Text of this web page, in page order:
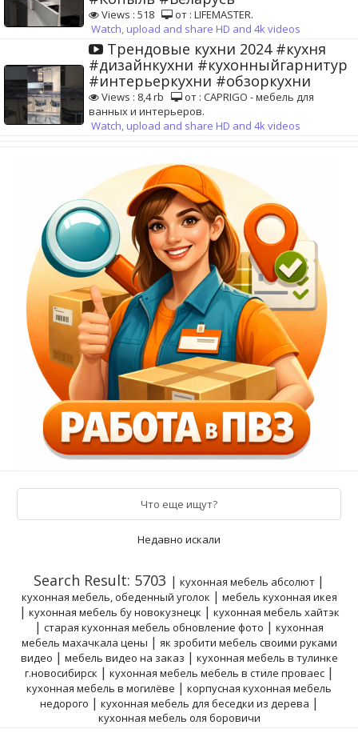
Views : 518
от : LIFEMASTER.
Watch, upload and share HD and 4k videos
Трендовые кухни 2024 #кухня
#дизайнкухни #кухонныйгарнитур
#интерьеркухни #обзоркухни
Views : 8,4 rb
от : CAPRIGO - мебель для
ванных и интерьеров.
Watch, upload and share HD and 4k videos
Что еще ищут?
Недавно искали
Search Result: 5703 | кухонная мебель абсолют |
кухонная мебель, обеденный уголок | мебель кухонная икея
| кухонная мебель бу новокузнецк | кухонная мебель хайтэк
| старая кухонная мебель обновление фото | кухонная
мебель махачкала цены | як зробити мебель своими руками
видео | мебель видео на заказ | кухонная мебель в тулинке
г.новосибирск | кухонная мебель мебель в стиле проваес |
кухонная мебель в могилёве | корпусная кухонная мебель
недорого | кухонная мебель для беседки из дерева |
кухонная мебель оля боровичи